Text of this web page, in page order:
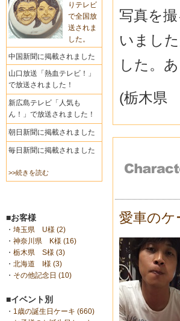
りテレビ
で全国放
送されま
した。
中国新聞に掲載されました
山口放送「熱血テレビ！」
で放送されました！
新広島テレビ「人気も
ん！」で放送されました！
朝日新聞に掲載されました
毎日新聞に掲載されました
>>続きを読む
■お客様
・ 埼玉県 U様 (2)
・ 神奈川県 K様 (16)
・ 栃木県 S様 (3)
・ 北海道 I様 (3)
・ その他記念日 (10)
■イベント別
・ 1歳の誕生日ケーキ (660)
写真を
いまし
した。
(栃木県
愛車のケ